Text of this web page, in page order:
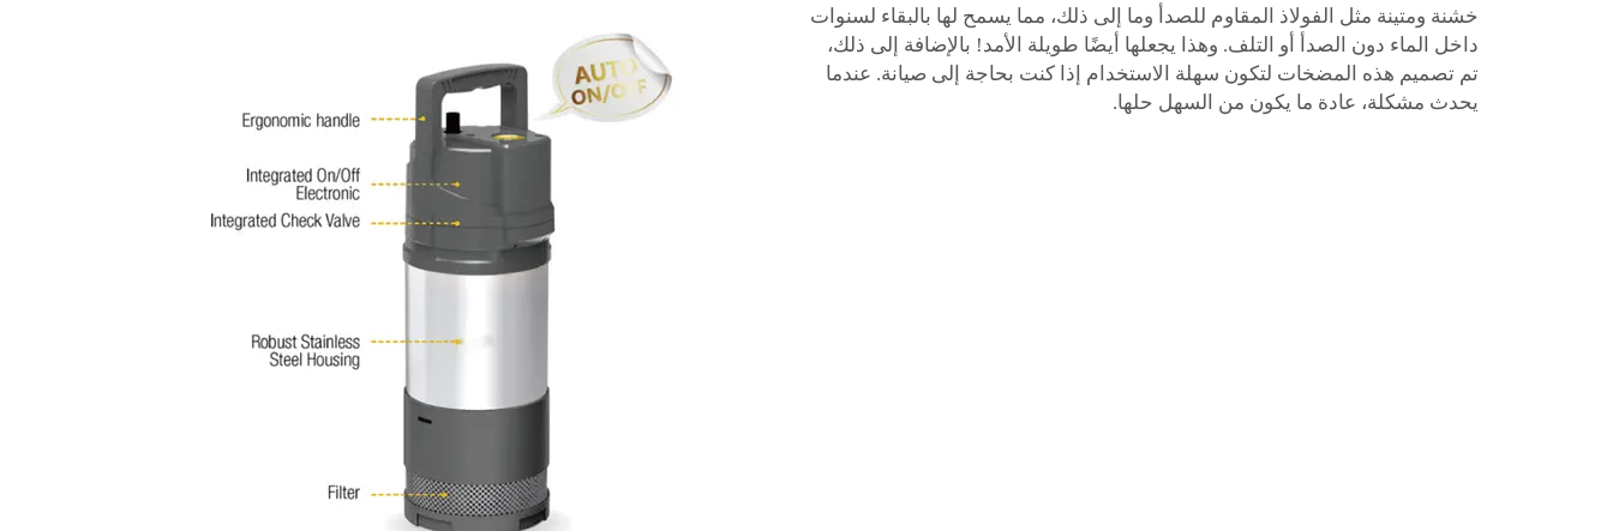
خشنة ومتينة مثل الفولاذ المقاوم للصدأ وما إلى ذلك، مما يسمح لها بالبقاء لسنوات
داخل الماء دون الصدأ أو التلف. وهذا يجعلها أيضًا طويلة الأمد! بالإضافة إلى ذلك،
تم تصميم هذه المضخات لتكون سهلة الاستخدام إذا كنت بحاجة إلى صيانة. عندما
يحدث مشكلة، عادة ما يكون من السهل حلها.